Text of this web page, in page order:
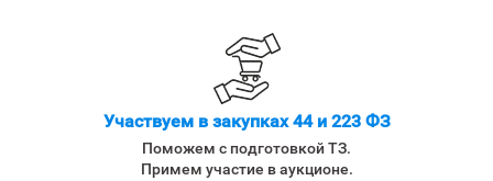
Участвуем в закупках 44 и 223 ФЗ
Поможем с подготовкой ТЗ.
Примем участие в аукционе.